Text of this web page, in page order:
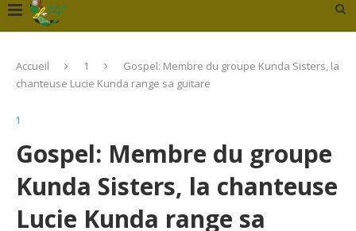
Accueil 1
Gospel: Membre du groupe Kunda Sisters, la
chanteuse Lucie Kunda range sa guitare
1
Gospel: Membre du groupe
Kunda Sisters, la chanteuse
Lucie Kunda range sa